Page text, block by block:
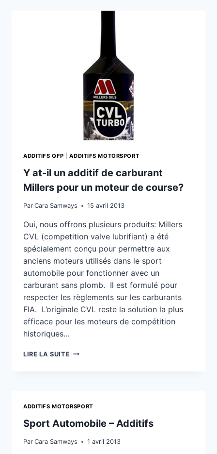
PERFORMANCE
MAXIMALE
VOITURE
COURSE?
ADDITIFS QFP |ADDITIFS MOTORSPORT
Y at-il un additif de carburant
Millers pour un moteur de course?
Par Cara Samways 15 avril 2013
Oui, nous offrons plusieurs produits: Millers
CVL (competition valve lubrifiant) a été
spécialement conçu pour permettre aux
anciens moteurs utilisés dans le sport
automobile pour fonctionner avec un
carburant sans plomb. Il est formulé pour
respecter les règlements sur les carburants
FIA. L’originale CVL reste la solution la plus
efficace pour les moteurs de compétition
historiques…
LIRE LA SUITE
CARBURANT
MILLERS
POUR
UN
ADDITIFS MOTORSPORT
Sport Automobile – Additifs
Par Cara Samways 1 avril 2013